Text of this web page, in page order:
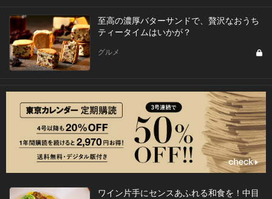
至高の濃厚バターサンドで、贅沢なおうち
ティータイムはいかが？
グルメ
ワイン片手にセンスあふれる和食を！中目